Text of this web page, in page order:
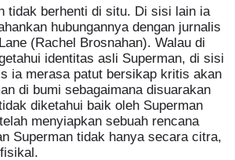
tidak berhenti di situ. Di sisi lain ia
hubungannya dengan jurnalis
(Rachel Brosnahan). Walau di
identitas asli Superman, di sisi
ia merasa patut bersikap kritis akan
di bumi sebagaimana disuarakan
diketahui baik oleh Superman
menyiapkan sebuah rencana
Superman tidak hanya secara citra,